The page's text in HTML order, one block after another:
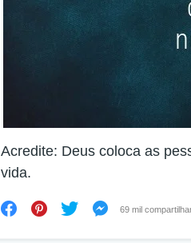
Acredite: Deus coloca as
vida.
69 mil